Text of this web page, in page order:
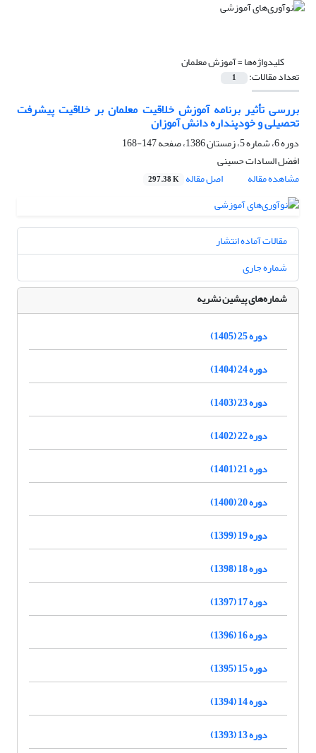
کلیدواژه‌ها =آموزش معلمان
تعداد مقالات: 1
بررسی تأثیر برنامه آموزش خلاقیت معلمان بر خلاقیت پیشرفت
تحصیلی و خودپنداره دانش آموزان
دوره 6، شماره 5، زمستان 1386، صفحه
147-168
افضل السادات حسینی
مشاهده مقاله
اصل مقاله 297.38 K
مقالات آماده انتشار
شماره جاری
شماره‌های پیشین نشریه
دوره 25 (1405)
دوره 24 (1404)
دوره 23 (1403)
دوره 22 (1402)
دوره 21 (1401)
دوره 20 (1400)
دوره 19 (1399)
دوره 18 (1398)
دوره 17 (1397)
دوره 16 (1396)
دوره 15 (1395)
دوره 14 (1394)
دوره 13 (1393)